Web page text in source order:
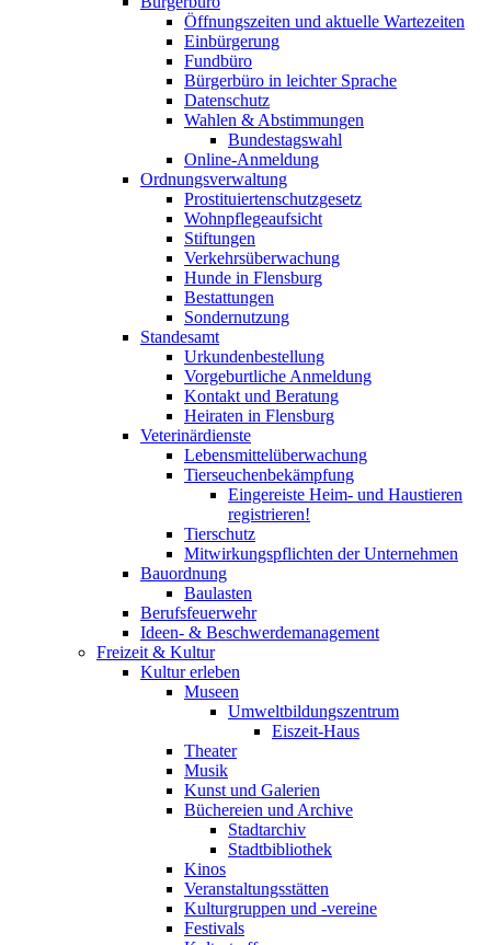
Öffnungszeiten und aktuelle Wartezeiten
Einbürgerung
Fundbüro
Bürgerbüro in leichter Sprache
Datenschutz
Wahlen & Abstimmungen
Bundestagswahl
Online-Anmeldung
Ordnungsverwaltung
Prostituiertenschutzgesetz
Wohnpflegeaufsicht
Stiftungen
Verkehrsüberwachung
Hunde in Flensburg
Bestattungen
Sondernutzung
Standesamt
Urkundenbestellung
Vorgeburtliche Anmeldung
Kontakt und Beratung
Heiraten in Flensburg
Veterinärdienste
Lebensmittelüberwachung
Tierseuchenbekämpfung
Eingereiste Heim- und Haustieren
registrieren!
Tierschutz
Mitwirkungspflichten der Unternehmen
Bauordnung
Baulasten
Berufsfeuerwehr
Ideen- & Beschwerdemanagement
Freizeit & Kultur
Kultur erleben
Museen
Umweltbildungszentrum
Eiszeit-Haus
Theater
Musik
Kunst und Galerien
Büchereien und Archive
Stadtarchiv
Stadtbibliothek
Kinos
Veranstaltungsstätten
Kulturgruppen und -vereine
Festivals